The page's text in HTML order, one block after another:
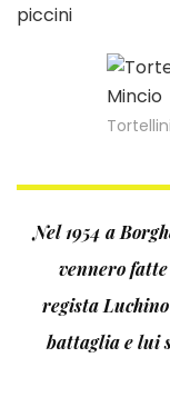
piccini
Nel 1954 a
vennero
regista
battaglia e lui